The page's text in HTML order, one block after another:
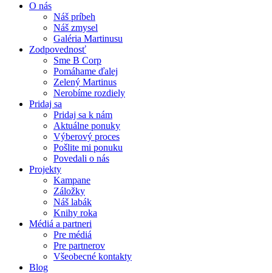
O nás
Náš príbeh
Náš zmysel
Galéria Martinusu
Zodpovednosť
Sme B Corp
Pomáhame ďalej
Zelený Martinus
Nerobíme rozdiely
Pridaj sa
Pridaj sa k nám
Aktuálne ponuky
Výberový proces
Pošlite mi ponuku
Povedali o nás
Projekty
Kampane
Záložky
Náš labák
Knihy roka
Médiá a partneri
Pre médiá
Pre partnerov
Všeobecné kontakty
Blog